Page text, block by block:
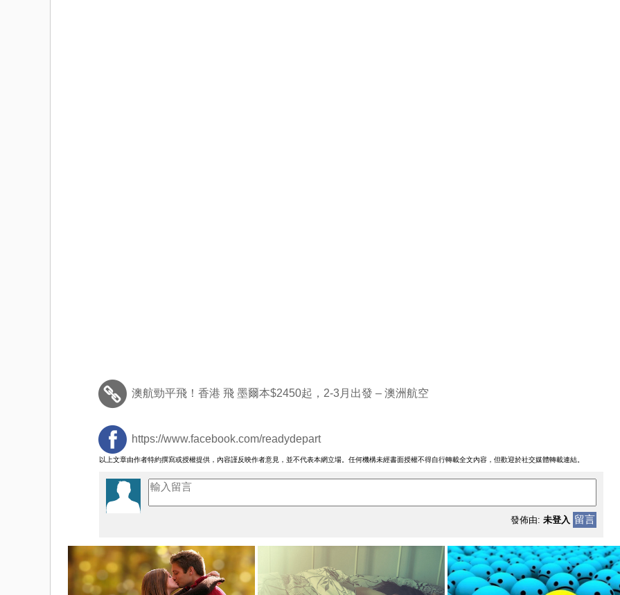
澳航勁平飛！香港 飛 墨爾本$2450起，2-3月出發 – 澳洲航空
https://www.facebook.com/readydepart
以上文章由作者特約撰寫或授權提供，內容謹反映作者意見，並不代表本網立場。任何機構未經書面授權不得自行轉載全文內容，但歡迎於社交媒體轉載連結。
發佈由: 未登入 留言